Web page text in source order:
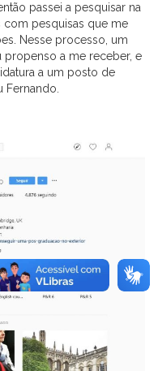
passei a pesquisar na
com pesquisas que me
Nesse processo, um
a me receber, e
a um posto de
Fernando.